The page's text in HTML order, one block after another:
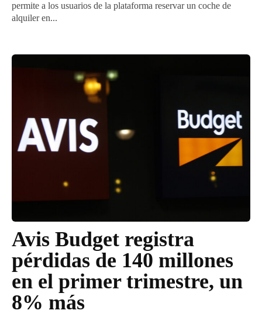
permite a los usuarios de la plataforma reservar un coche de
alquiler en...
Avis Budget registra
pérdidas de 140 millones
en el primer trimestre, un
8% más